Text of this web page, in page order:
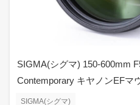
SIGMA(シグマ)
SIGMA(シグマ) 150-600mm
Contemporary キヤノンEFマ